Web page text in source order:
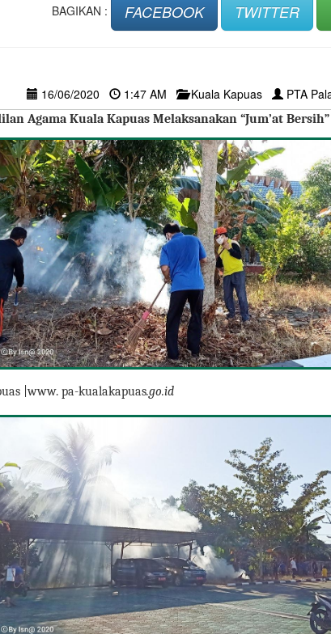
BAGIKAN : FACEBOOK TWITTER
16/06/2020 1:47 AM Kuala Kapuas PTA
Agama Kuala Kapuas Melaksanakan “Jum’at
|www. pa-kualakapuas.go.id